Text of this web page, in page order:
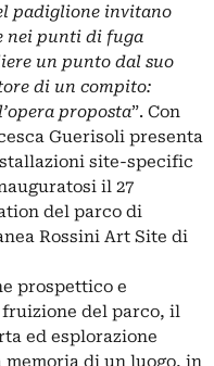
padiglione invitano
nei punti di fuga
un punto dal suo
di un compito:
proposta”. Con
Guerisoli presenta
site-specific
il 27
del parco di
Rossini Art Site di
prospettico e
del parco, il
ed esplorazione
di un luogo, in